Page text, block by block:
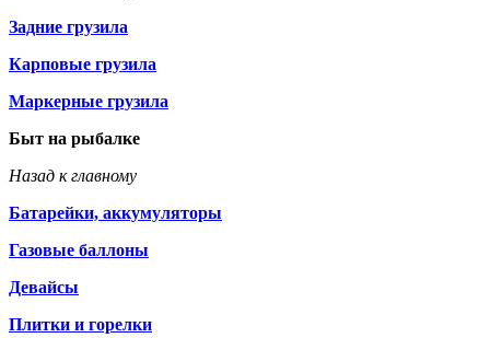
Задние грузила
Карповые грузила
Маркерные грузила
Быт на рыбалке
Назад к главному
Батарейки, аккумуляторы
Газовые баллоны
Девайсы
Плитки и горелки